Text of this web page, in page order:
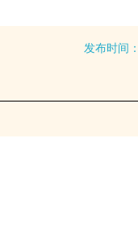
发布时间